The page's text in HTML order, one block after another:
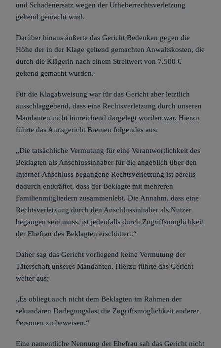
und Schadenersatz wegen der Urheberrechtsverletzung
geltend gemacht wird.
Darüber hinaus äußerte das Gericht Bedenken gegen die
Höhe der in der Klage geltend gemachten Anwaltskosten, die
durch die Klägerin nach einem Streitwert von 7.500 €
geltend gemacht wurden.
Für die Klagabweisung war für das Gericht aber letztlich
ausschlaggebend, dass eine Rechtsverletzung durch unseren
Mandanten nicht hinreichend dargelegt worden war. Hierzu
führte das Amtsgericht Bremen folgendes aus:
„Die tatsächliche Vermutung für eine Verantwortlichkeit des
Beklagten als Anschlussinhaber für die angeblich über den
Internet-Anschluss begangene Rechtsverletzung ist bereits
dadurch entkräftet, dass der Beklagte mit mehreren
Familienmitgliedern zusammenlebt. Die Annahm, dass eine
Rechtsverletzung durch den Anschlussinhaber als Nutzer
begangen sein muss, ist jedenfalls durch Zugriffsmöglichkeit
der Ehefrau des Beklagten erschüttert.“
Daher sag das Gericht vorliegend keine Vermutung der
Täterschaft unseres Mandanten. Hierzu führte das Gericht
weiter aus:
„Es obliegt auch nicht dem Beklagten im Rahmen der
sekundären Darlegungslast die Zugriffsmöglichkeit anderer
Personen zu beweisen.“
Eine namentliche Nennung der Ehefrau sah das Gericht nicht